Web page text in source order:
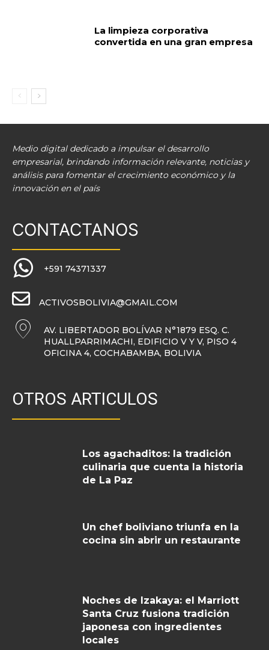
La limpieza corporativa
convertida en una gran empresa
Medio digital dedicado a impulsar el desarrollo
empresarial, brindando información relevante, noticias y
análisis para fomentar el crecimiento económico y la
innovación en el país
CONTACTANOS
+591 74371337
ACTIVOSBOLIVIA@GMAIL.COM
AV. LIBERTADOR BOLÍVAR N°1879 ESQ. C.
HUALLPARRIMACHI, EDIFICIO V Y V, PISO 4
OFICINA 4, COCHABAMBA, BOLIVIA
OTROS ARTICULOS
Los agachaditos: la tradición
culinaria que cuenta la historia
de La Paz
Un chef boliviano triunfa en la
cocina sin abrir un restaurante
Noches de Izakaya: el Marriott
Santa Cruz fusiona tradición
japonesa con ingredientes
locales